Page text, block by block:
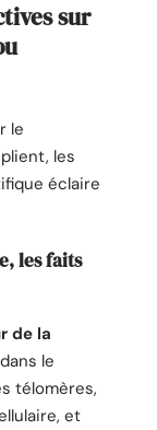
sur
le
les
éclaire
les faits
de la
le
télomères,
et